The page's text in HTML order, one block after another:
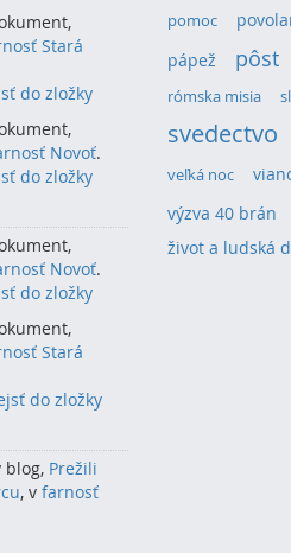
Stará
do zložky
Novoť.
do zložky
Novoť.
do zložky
Stará
do zložky
blog, Prežili
, v farnosť
pomoc
pápež
pôst
rómska misia
svedectvo
veľká noc
výzva 40 brán
život a ludská